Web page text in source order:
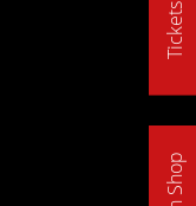
Tickets
Fan Shop